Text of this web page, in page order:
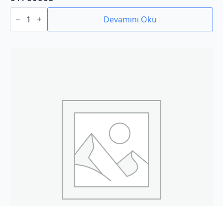
01760005
adet Devamını Oku